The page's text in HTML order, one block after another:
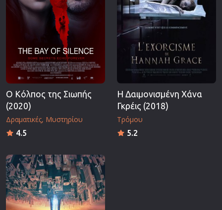
Καταστροφής
Ο Κόλπος της Σιωπής
(2020)
Δραματικές Μυστηρίου
4.5
Η Δαιμονισμένη Χάνα
Γκρέις (2018)
Τρόμου
5.2